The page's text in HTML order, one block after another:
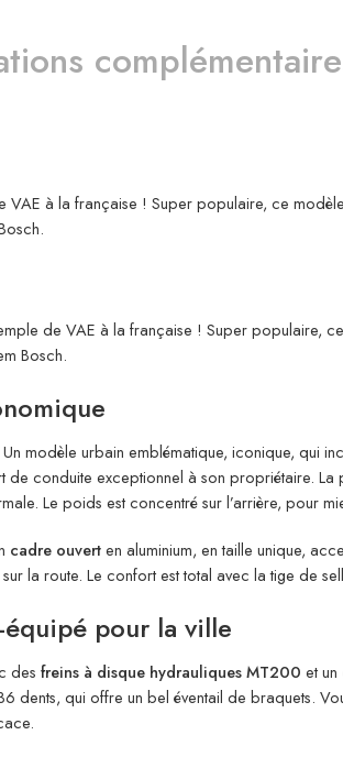
VAE à la française ! Super populaire, ce
de VAE à la française ! Super populaire,
Bosch.
modèle urbain emblématique, iconique, qui
conduite exceptionnel à son propriétaire. La
Le poids est concentré sur l’arrière, pour
cadre ouverten aluminium, en taille unique,
la route. Le confort est total avec la tige de
pour la ville
des freins à disque hydrauliques MT200 et un
dents, qui offre un bel éventail de braquets.